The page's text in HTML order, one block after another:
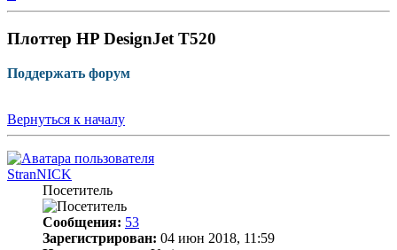
Плоттер HP DesignJet T520
Поддержать форум
Вернуться к началу
StranNICK
Посетитель
Сообщения: 53
Зарегистрирован: 04 июн 2018, 11:59